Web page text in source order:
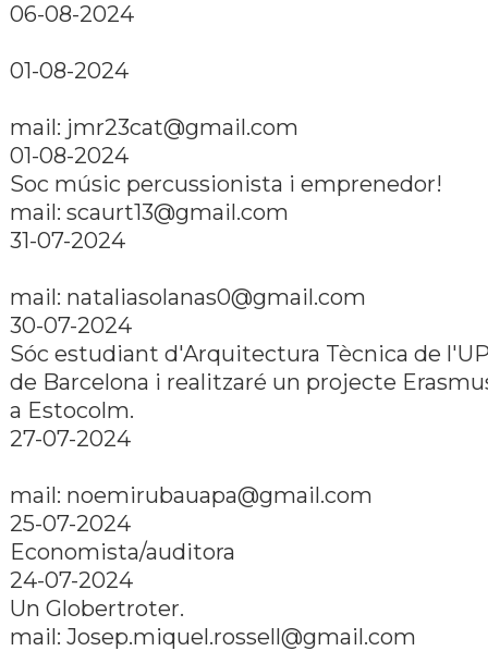
06-08-2024
01-08-2024
mail: jmr23cat@gmail.com
01-08-2024
Soc músic percussionista i emprenedor!
mail: scaurt13@gmail.com
31-07-2024
mail: nataliasolanas0@gmail.com
30-07-2024
Sóc estudiant d'Arquitectura Tècnica de
de Barcelona i realitzaré un projecte
a Estocolm.
27-07-2024
mail: noemirubauapa@gmail.com
25-07-2024
Economista/auditora
24-07-2024
Un Globertroter.
mail: Josep.miquel.rossell@gmail.com